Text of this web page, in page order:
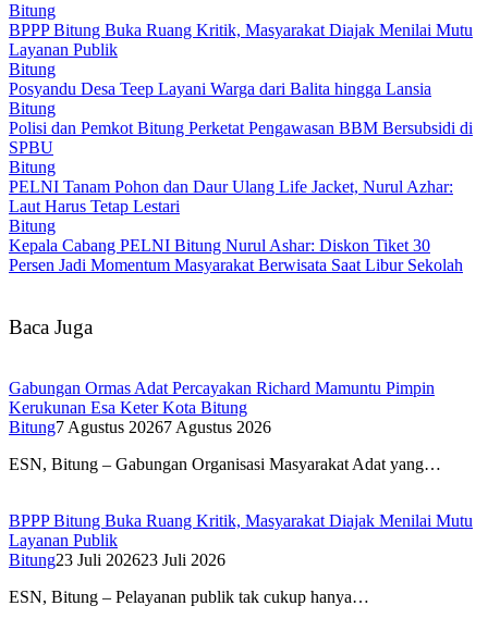
Bitung
BPPP Bitung Buka Ruang Kritik, Masyarakat Diajak Menilai Mutu
Layanan Publik
Bitung
Posyandu Desa Teep Layani Warga dari Balita hingga Lansia
Bitung
Polisi dan Pemkot Bitung Perketat Pengawasan BBM Bersubsidi di
SPBU
Bitung
PELNI Tanam Pohon dan Daur Ulang Life Jacket, Nurul Azhar:
Laut Harus Tetap Lestari
Bitung
Kepala Cabang PELNI Bitung Nurul Ashar: Diskon Tiket 30
Persen Jadi Momentum Masyarakat Berwisata Saat Libur Sekolah
Baca Juga
Gabungan Ormas Adat Percayakan Richard Mamuntu Pimpin
Kerukunan Esa Keter Kota Bitung
Bitung7 Agustus 20267 Agustus 2026
ESN, Bitung – Gabungan Organisasi Masyarakat Adat yang…
BPPP Bitung Buka Ruang Kritik, Masyarakat Diajak Menilai Mutu
Layanan Publik
Bitung23 Juli 202623 Juli 2026
ESN, Bitung – Pelayanan publik tak cukup hanya…